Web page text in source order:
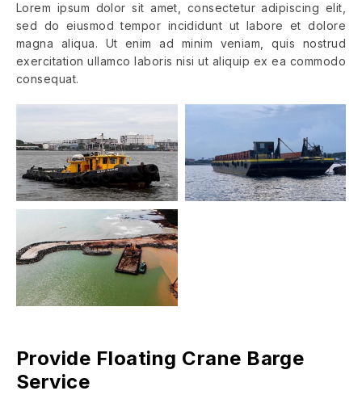
Lorem ipsum dolor sit amet, consectetur adipiscing elit,
sed do eiusmod tempor incididunt ut labore et dolore
magna aliqua. Ut enim ad minim veniam, quis nostrud
exercitation ullamco laboris nisi ut aliquip ex ea commodo
consequat.
Provide Floating Crane Barge
Service